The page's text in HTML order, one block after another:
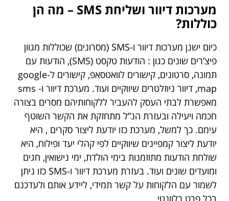
מערכותדיוור ושליחת מה הן
כוללות?
כיום ישנן מערכות דיוור ו-SMS (מסרונים) שכוללות מגוון
פיצ’רים שונים כגון : הודעות טקסט (SMS), הודעות עם
תמונה, סרטונים, קישורים לוואטסאפ, קישורים ל-google
map, דיוור ניוזלטרים שיווקיים ועוד. מערכת דיוור ו- sms
מאפשרת לבתי העסק להעביר ללקוחותיהם מסרים בצורה
חכמה ויעילה ובעזרת הנ”ל מתחזקת את הקשר השוטף
עימם. כך למשל, מערכת כזו יודעת ליצור סקרים , היא
יודעת ליצור קמפיינים שיווקיים לפי קהלי יעד ופילוח, היא
שולחת הודעות מתוזמנות בימי הולדת, ימי נישואין, חגים
ומועדים שונים ועוד. בעזרת מערכת דיוור ו-SMS כזו ניתן
לשמור עם הלקוחות על קשר תמידי, ליידע אותם ולעדכנם
בכל פרט רלוונטי.